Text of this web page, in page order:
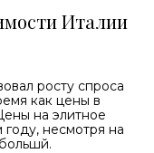
Италии
росту спроса
как цены в
на элитное
несмотря на